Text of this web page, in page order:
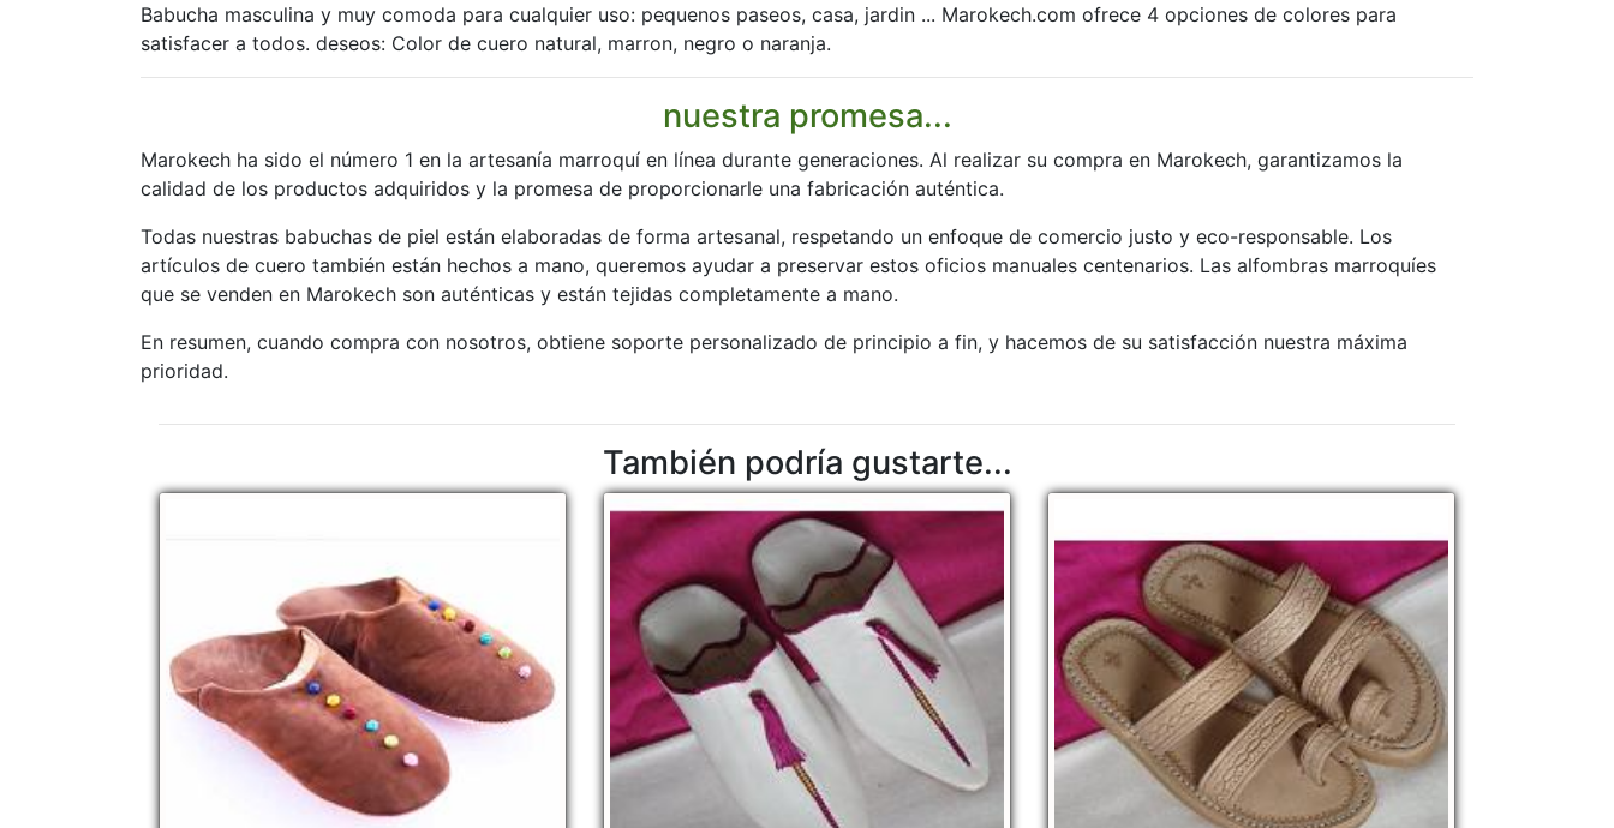
Babucha masculina y muy comoda para cualquier uso: pequenos paseos, casa, jardin ... Marokech.com ofrece 4 opciones de colores para
satisfacer a todos. deseos: Color de cuero natural, marron, negro o naranja.
nuestra promesa...
Marokech ha sido el número 1 en la artesanía marroquí en línea durante generaciones. Al realizar su compra en Marokech, garantizamos la
calidad de los productos adquiridos y la promesa de proporcionarle una fabricación auténtica.
Todas nuestras babuchas de piel están elaboradas de forma artesanal, respetando un enfoque de comercio justo y eco-responsable. Los
artículos de cuero también están hechos a mano, queremos ayudar a preservar estos oficios manuales centenarios. Las alfombras marroquíes
que se venden en Marokech son auténticas y están tejidas completamente a mano.
En resumen, cuando compra con nosotros, obtiene soporte personalizado de principio a fin, y hacemos de su satisfacción nuestra máxima
prioridad.
También podría gustarte...